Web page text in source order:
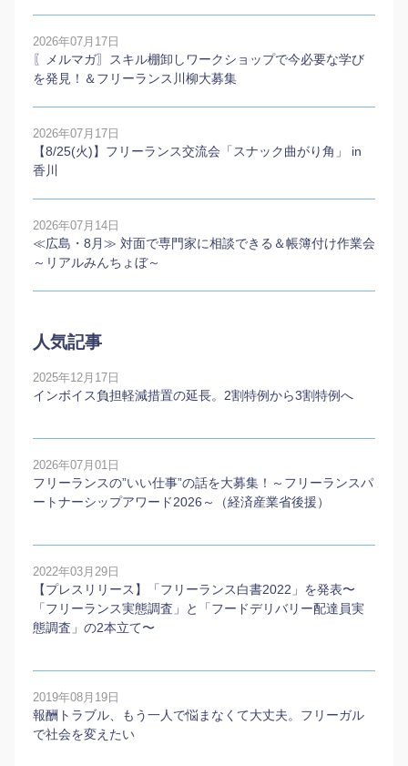
2026年07月17日
〖メルマガ〗スキル棚卸しワークショップで今必要な学び
を発見！＆フリーランス川柳大募集
2026年07月17日
【8/25(火)】フリーランス交流会「スナック曲がり角」 in
香川
2026年07月14日
≪広島・8月≫ 対面で専門家に相談できる＆帳簿付け作業会
～リアルみんちょぼ～
人気記事
2025年12月17日
インボイス負担軽減措置の延長。2割特例から3割特例へ
2026年07月01日
フリーランスの”いい仕事”の話を大募集！～フリーランスパ
ートナーシップアワード2026～（経済産業省後援）
2022年03月29日
【プレスリリース】「フリーランス白書2022」を発表〜
「フリーランス実態調査」と「フードデリバリー配達員実
態調査」の2本⽴て〜
2019年08月19日
報酬トラブル、もう一人で悩まなくて大丈夫。フリーガル
で社会を変えたい